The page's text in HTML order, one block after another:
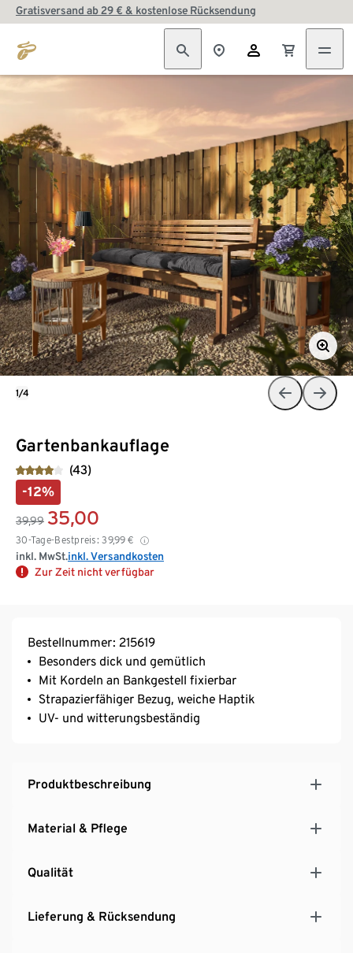
Gratisversand ab 29 € & kostenlose Rücksendung
Gartenbankauflage
(43)
-12%
39,99 35,00
30-Tage-Bestpreis: 39,99 €
inkl. MwSt.inkl. Versandkosten
Zur Zeit nicht verfügbar
1/4
Bestellnummer: 215619
Besonders dick und gemütlich
Mit Kordeln an Bankgestell fixierbar
Strapazierfähiger Bezug, weiche Haptik
UV- und witterungsbeständig
Produktbeschreibung
Material & Pflege
Qualität
Lieferung & Rücksendung